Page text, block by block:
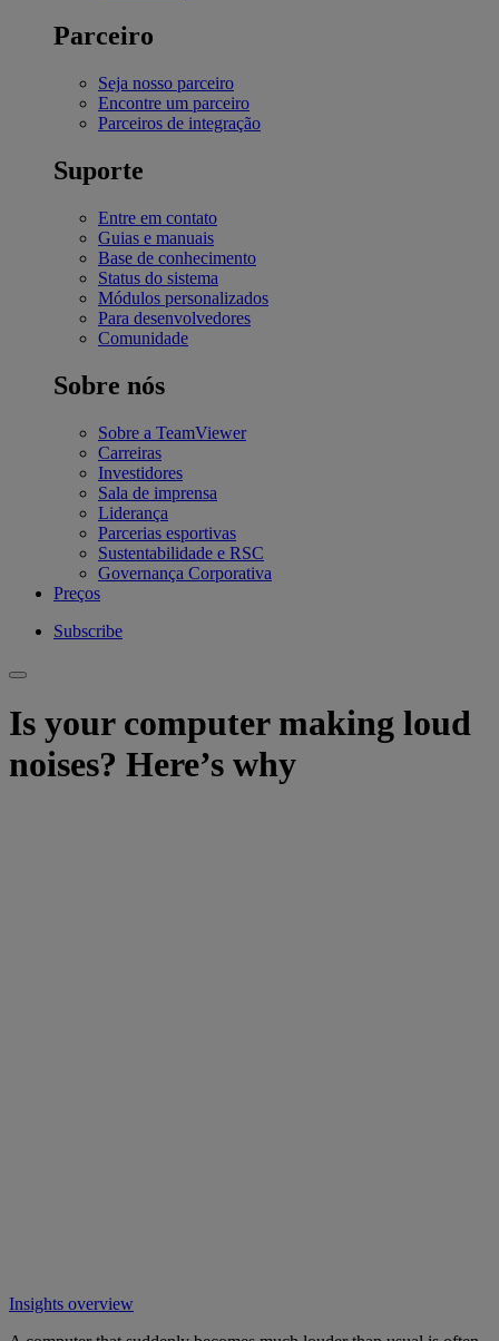
Parceiro
Seja nosso parceiro
Encontre um parceiro
Parceiros de integração
Suporte
Entre em contato
Guias e manuais
Base de conhecimento
Status do sistema
Módulos personalizados
Para desenvolvedores
Comunidade
Sobre nós
Sobre a TeamViewer
Carreiras
Investidores
Sala de imprensa
Liderança
Parcerias esportivas
Sustentabilidade e RSC
Governança Corporativa
Preços
Subscribe
Is your computer making loud
noises? Here’s why
Insights overview